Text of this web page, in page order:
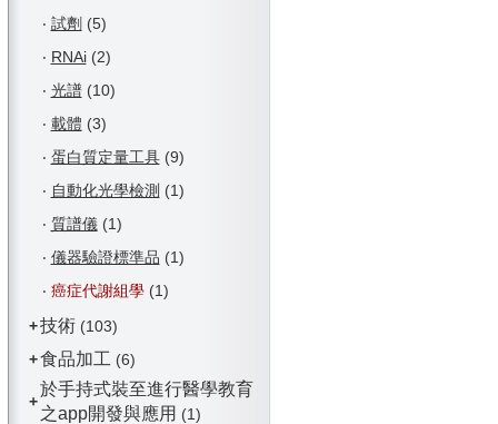
‧ 試劑 (5)
‧ RNAi(2)
‧ 光譜(10)
‧ 載體 (3)
‧ 蛋白質定量工具(9)
‧ 自動化光學檢測 (1)
‧ 質譜儀(1)
‧ 儀器驗證標準品 (1)
‧ 癌症代謝組學(1)
+技術(103)
+食品加工 (6)
+
於手持式裝至進行醫學教育
之app開發與應用 (1)